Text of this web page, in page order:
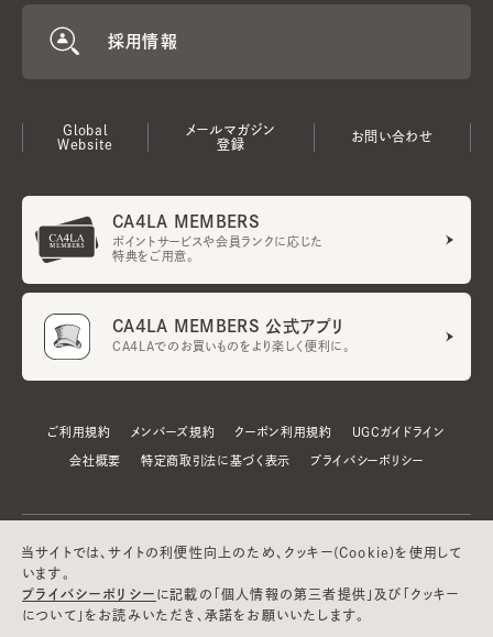
採用情報
Global
Website
メールマガジン
登録
お問い合わせ
CA4LA MEMBERS
ポイントサービスや会員ランクに応じた
特典をご用意。
CA4LA MEMBERS 公式アプリ
CA4LAでのお買いものをより楽しく便利に。
ご利用規約 メンバーズ規約 クーポン利用規約 UGCガイドライン
会社概要 特定商取引法に基づく表示 プライバシーポリシー
当サイトでは、サイトの利便性向上のため、クッキー(Cookie)を使用して
います。
プライバシーポリシー に記載の「個人情報の第三者提供」及び「クッキー
について」をお読みいただき、承諾をお願いいたします。